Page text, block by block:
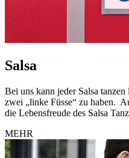
Salsa
Bei uns kann jeder Salsa
zwei „linke Füsse“ zu haben.
die Lebensfreude des Salsa
MEHR